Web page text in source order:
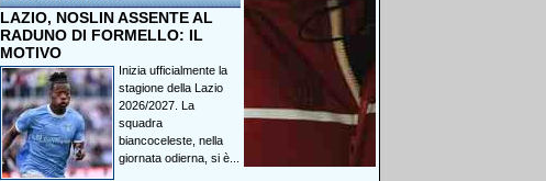
LAZIO, NOSLIN ASSENTE AL
RADUNO DI FORMELLO: IL
MOTIVO
Inizia ufficialmente la
stagione della Lazio
2026/2027. La
squadra
biancoceleste, nella
giornata odierna, si è...